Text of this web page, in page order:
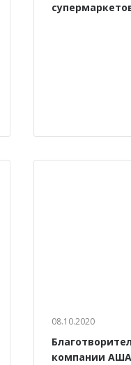
08.10.2020
компании